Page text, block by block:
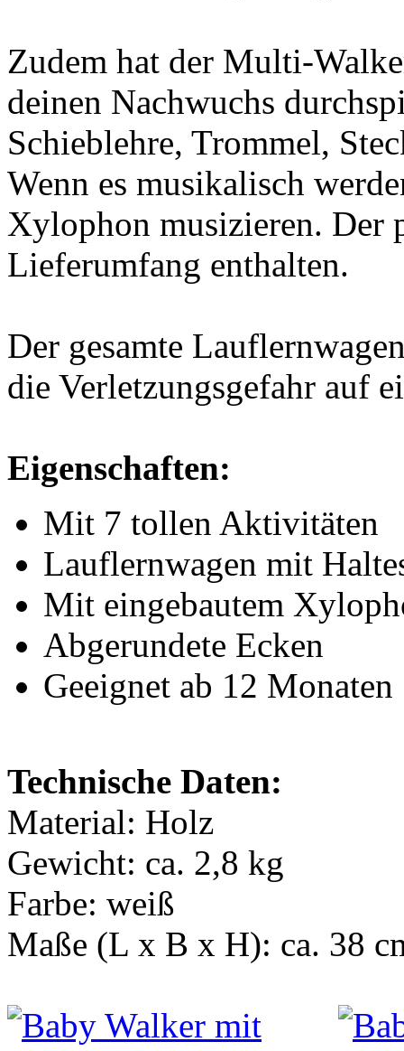
Zudem hat der Multi-
deinen Nachwuchs
Schieblehre, Trommel,
Wenn es musikalisch
Xylophon musizieren. Der
Lieferumfang enthalten.
Der gesamte
die Verletzungsgefahr auf
Eigenschaften:
Mit 7 tollen Aktivitäten
Lauflernwagen mit
Mit eingebautem
Abgerundete Ecken
Geeignet ab 12 Monaten
Technische Daten:
Material: Holz
Gewicht: ca. 2,8 kg
Farbe: weiß
Maße (L x B x H): ca. 38